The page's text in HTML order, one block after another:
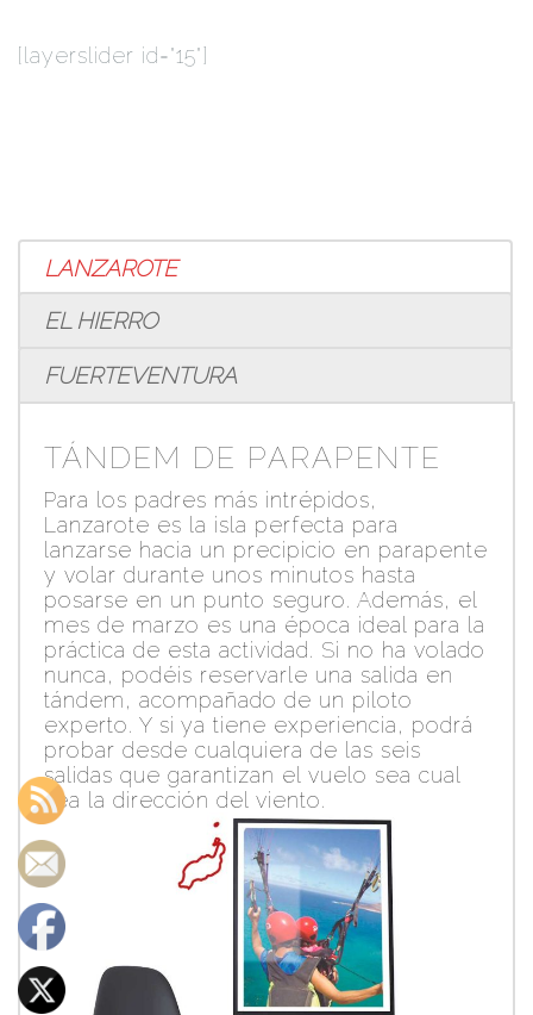
[layerslider id="15"]
LANZAROTE
EL HIERRO
FUERTEVENTURA
TÁNDEM DE PARAPENTE
Para los padres más intrépidos,
Lanzarote es la isla perfecta para
lanzarse hacia un precipicio en parapente
y volar durante unos minutos hasta
posarse en un punto seguro. Además, el
mes de marzo es una época ideal para la
práctica de esta actividad. Si no ha volado
nunca, podéis reservarle una salida en
tándem, acompañado de un piloto
experto. Y si ya tiene experiencia, podrá
probar desde cualquiera de las seis
salidas que garantizan el vuelo sea cual
sea la dirección del viento.